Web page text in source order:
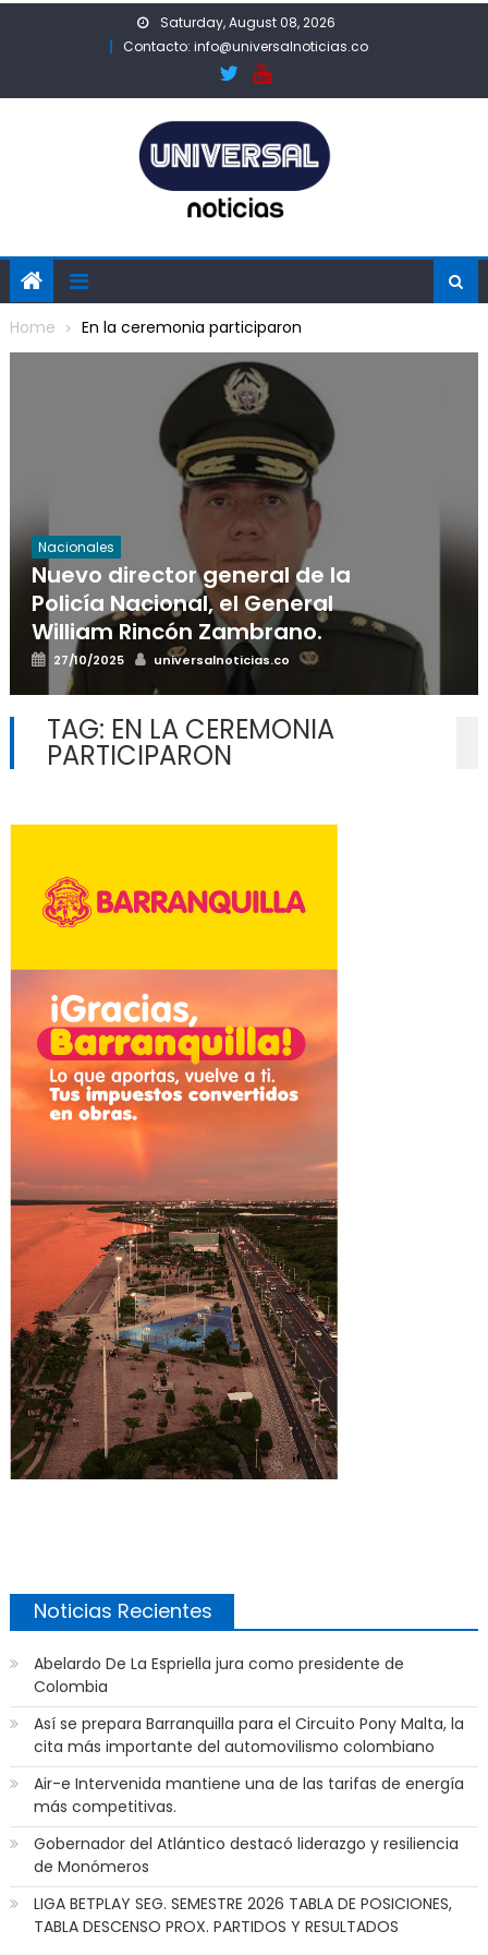
Saturday, August 08, 2026
Contacto: info@universalnoticias.co
Home En la ceremonia participaron
Nacionales
Nuevo director general de la
Policía Nacional, el General
William Rincón Zambrano.
Posted
on
27/10/2025 Author
universalnoticias.co
TAG: EN LA CEREMONIA
PARTICIPARON
Noticias Recientes
Abelardo De La Espriella jura como presidente de
Colombia
Así se prepara Barranquilla para el Circuito Pony Malta, la
cita más importante del automovilismo colombiano
Air-e Intervenida mantiene una de las tarifas de energía
más competitivas.
Gobernador del Atlántico destacó liderazgo y resiliencia
de Monómeros
LIGA BETPLAY SEG. SEMESTRE 2026 TABLA DE POSICIONES,
TABLA DESCENSO PROX. PARTIDOS Y RESULTADOS